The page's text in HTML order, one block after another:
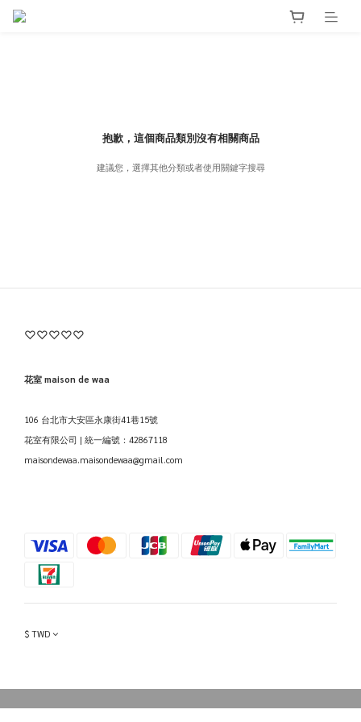
抱歉，這個商品類別沒有相關商品
建議您，選擇其他分類或者使用關鍵字搜尋
♡♡♡♡♡
花室 maison de waa
106 台北市大安區永康街41巷15號
花室有限公司 | 統一編號：42867118
maisondewaa.maisondewaa@gmail.com
$ TWD